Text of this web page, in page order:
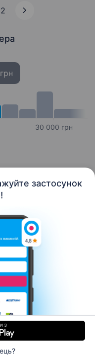
застосунок
30 000 грн
Кар’єра
Умови використання